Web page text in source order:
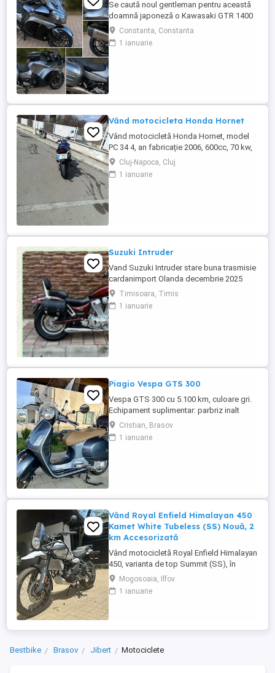
Se caută noul gentleman pentru această
doamnă japoneză o Kawasaki GTR 1400
care încă întoarce priviri și iubește
kilometrii. A fost răsfățată, întreținută la
timp și tratată cu respect. O dau doar
Constanta, Constanta
1 ianuarie
Vând motocicleta Honda Hornet
Vând motocicletă Honda Hornet, model
PC 34 4, an fabricație 2006, 600cc, 70 kw,
98 cp, inspecție tehnică valabilă până în
august 2027 . Preț 1900 euro
Cluj-Napoca, Cluj
1 ianuarie
Suzuki Intruder
Vand Suzuki Intruder stare buna trasmisie
cardanimport Olanda decembrie 2025
inmatriculat RO IN FEBRUARIE Nu raspund
la mesaje.Schimb cu ATV plus sau minus
diferenta
Timisoara, Timis
1 ianuarie
Piagio Vespa GTS 300
Vespa GTS 300 cu 5.100 km, culoare gri.
Echipament suplimentar: parbriz inalt
Faco (montat 2026), geanta portbagaj
Classic; prelungitor scarite pasager;
suspensie fata Bitubo si frane fata spate
Cristian, Brasov
1 ianuarie
Vând Royal Enfield Himalayan 450
Kamet White Tubeless (SS) Nouă, 2
km Accesorizată
Vând motocicletă Royal Enfield Himalayan
450, varianta de top Summit (SS), în
culoarea Kamet White, dotată din fabrică
cu jante Tubeless. Motocicleta este
practic nouă, neutilizată (2 km). A fost
2025. Se află în stare absolut ...
Mogosoaia, Ilfov
1 ianuarie
Bestbike Brasov Jibert Motociclete